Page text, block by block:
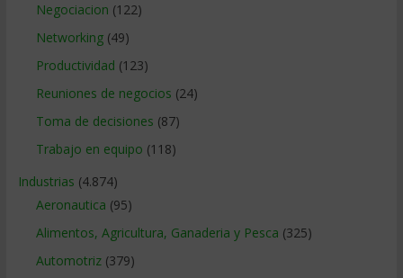
Negociacion (122)
Networking(49)
Productividad (123)
Reuniones de negocios (24)
Toma de decisiones (87)
Trabajo en equipo (118)
Industrias (4.874)
Aeronautica (95)
Alimentos, Agricultura, Ganaderia y Pesca (325)
Automotriz(379)